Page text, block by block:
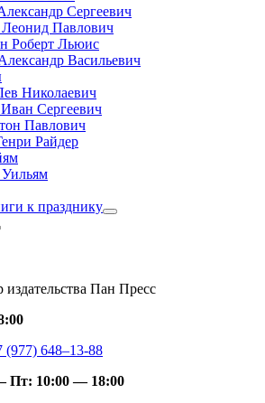
Сергеевич
Леонид Павлович
Роберт Льюис
Васильевич
Николаевич
Сергеевич
Павлович
Райдер
к празднику
Пан Пресс
(977) 648–13-88
Пт: 10:00 — 18:00